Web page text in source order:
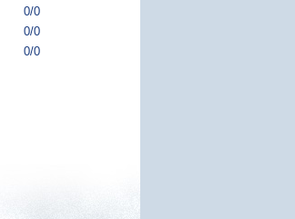
0/0
0/0
0/0